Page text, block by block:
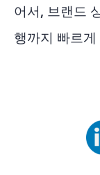
어서, 브랜드
행까지 빠르